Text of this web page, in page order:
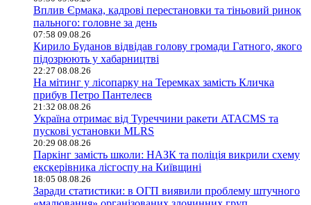
Вплив Єрмака, кадрові перестановки та тіньовий ринок
пального: головне за день
07:58 09.08.26
Кирило Буданов відвідав голову громади Гатного, якого
підозрюють у хабарництві
22:27 08.08.26
На мітинг у лісопарку на Теремках замість Кличка
прибув Петро Пантелеєв
21:32 08.08.26
Україна отримає від Туреччини ракети ATACMS та
пускові установки MLRS
20:29 08.08.26
Паркінг замість школи: НАЗК та поліція викрили схему
екскерівника лісгоспу на Київщині
18:05 08.08.26
Заради статистики: в ОГП виявили проблему штучного